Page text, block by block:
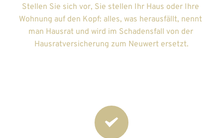
Stellen Sie sich vor, Sie stellen Ihr Haus oder Ihre
Wohnung auf den Kopf: alles, was herausfällt, nennt
man Hausrat und wird im Schadensfall von der
Hausratversicherung zum Neuwert ersetzt.